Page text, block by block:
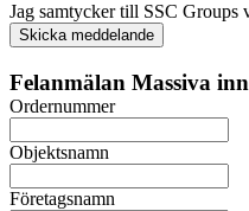
Jag samtycker till SSC
Skicka meddelande
Felanmälan Massiva
Ordernummer
Objektsnamn
Företagsnamn